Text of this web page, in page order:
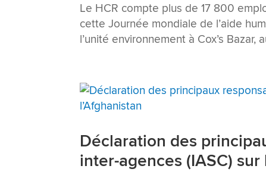
Le HCR compte plus de 17 800
cette Journée mondiale de l’aide
l’unité environnement à Cox’s Bazar,
Déclaration des
inter-agences (IASC) sur